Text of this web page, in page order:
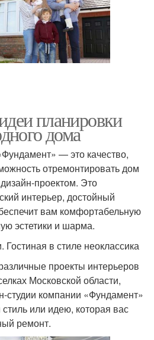
планировки
дома
— это качество,
отремонтировать дом
проектом. Это
интерьер, достойный
вам комфортабельную
эстетики и шарма.
Гостиная в стиле неоклассика
проекты интерьеров
Московской области,
студии компании «Фундамент»
или идею, которая вас
ремонт.